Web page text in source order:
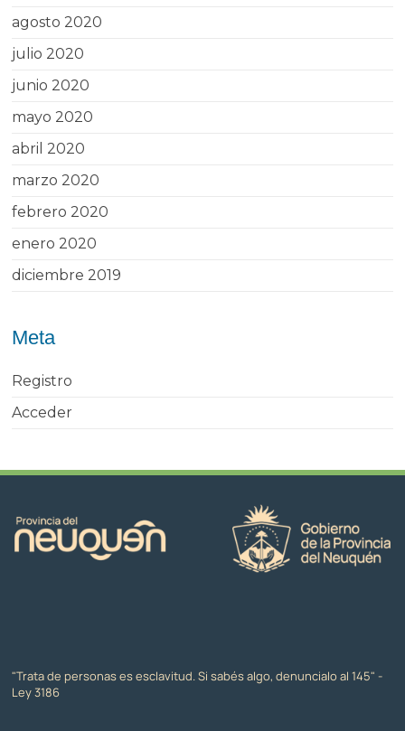
agosto 2020
julio 2020
junio 2020
mayo 2020
abril 2020
marzo 2020
febrero 2020
enero 2020
diciembre 2019
Meta
Registro
Acceder
"Trata de personas es esclavitud. Si sabés algo, denuncialo al 145" -
Ley 3186